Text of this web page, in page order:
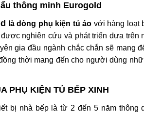
thông minh Eurogold
là dòng phụ kiện tủ áo với hàng loạt
nghiên cứu và phát triển dựa trên
gia đầu ngành chắc chắn sẽ mang
thời mang đến cho người dùng
PHỤ KIỆN TỦ BẾP XINH
bị nhà bếp là từ 2 đến 5 năm thông